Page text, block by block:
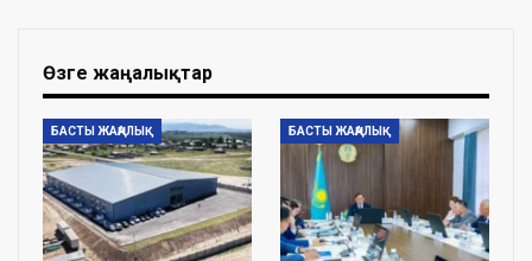
Өзге жаңалықтар
БАСТЫ ЖАҢАЛЫҚ БАСТЫ ЖАҢАЛЫҚ